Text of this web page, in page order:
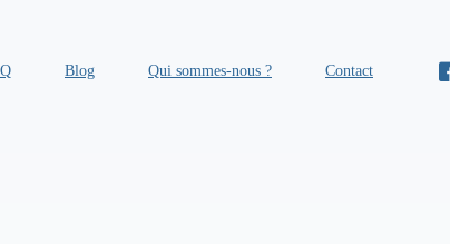
Blog Qui sommes-nous ? Contact